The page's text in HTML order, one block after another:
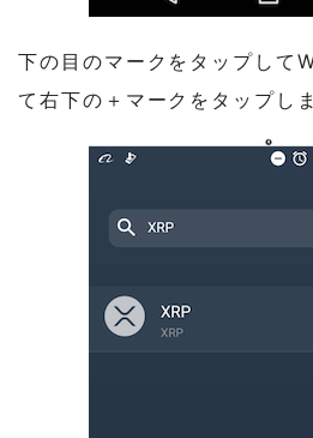
下の目のマークをタップして
て右下の＋マークをタップし